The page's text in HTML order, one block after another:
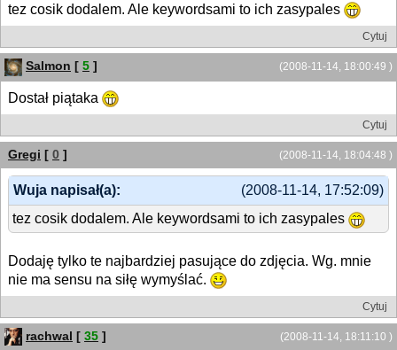
tez cosik dodalem. Ale keywordsami to ich zasypales
Cytuj
(2008-11-14, 18:00:49 )
Salmon [ 5 ]
Dostał piątaka
Cytuj
(2008-11-14, 18:04:48 )
Gregi [ 0 ]
(2008-11-14, 17:52:09)
Wuja napisał(a):
tez cosik dodalem. Ale keywordsami to ich zasypales
Dodaję tylko te najbardziej pasujące do zdjęcia. Wg. mnie
nie ma sensu na siłę wymyślać.
Cytuj
(2008-11-14, 18:11:10 )
rachwal [ 35 ]